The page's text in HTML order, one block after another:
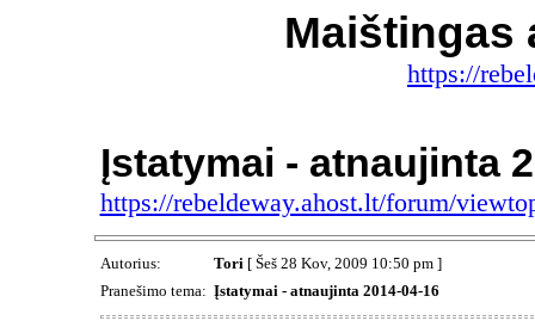
Maištingas
https://
Įstatymai - atnaujinta
https://rebeldeway.ahost.lt/forum/
Autorius: Tori[ Šeš 28 Kov, 2009 10:50 pm ]
Pranešimo tema: Įstatymai - atnaujinta 2014-04-16